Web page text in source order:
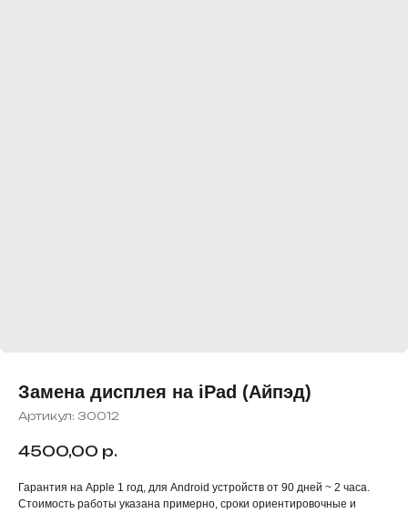
Замена дисплея на iPad (Айпэд)
Артикул: 30012
4500,00 р.
Гарантия на Apple 1 год, для Android устройств от 90 дней ~ 2 часа.
Стоимость работы указана примерно, сроки ориентировочные и